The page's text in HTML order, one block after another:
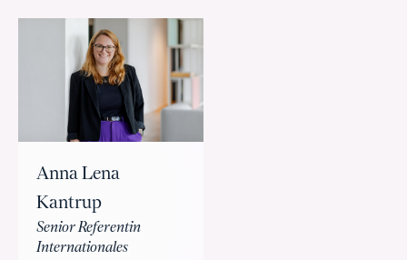
Anna Lena
Kantrup
Senior Referentin
Internationales